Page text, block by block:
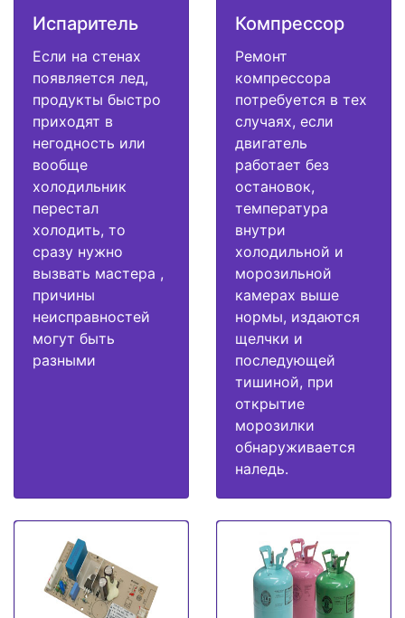
Испаритель
Если на стенах
появляется лед,
продукты быстро
приходят в
негодность или
вообще
холодильник
перестал
холодить, то
сразу нужно
вызвать мастера ,
причины
неисправностей
могут быть
разными
Компрессор
Ремонт
компрессора
потребуется в тех
случаях, если
двигатель
работает без
остановок,
температура
внутри
холодильной и
морозильной
камерах выше
нормы, издаются
щелчки и
последующей
тишиной, при
открытие
морозилки
обнаруживается
наледь.